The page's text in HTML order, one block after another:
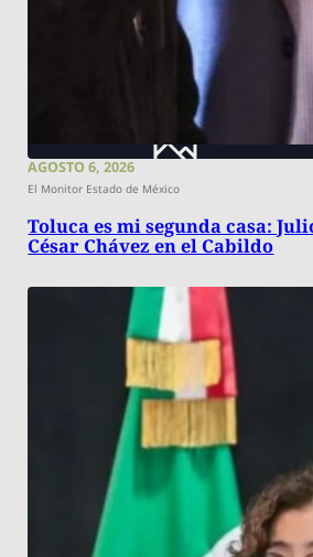
AGOSTO 6, 2026
El Monitor Estado de México
Toluca es mi segunda casa:
César Chávez en el Cabildo